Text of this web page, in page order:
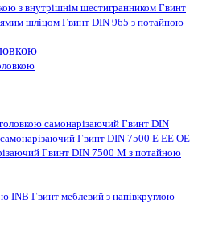
з внутрішнім шестигранником Гвинт
шліцом Гвинт DIN 965 з потайною
самонарізаючий Гвинт DIN
Гвинт DIN 7500 E EE OE
Гвинт DIN 7500 M з потайною
INB Гвинт меблевий з напівкруглою